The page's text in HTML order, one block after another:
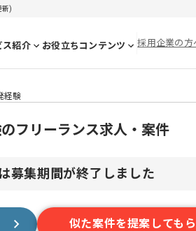
新)
ス紹介 お役立ちコンテンツ 採用企業の方
経験
フリーランス求人・案件
募集期間が終了しました
似た案件を提案しても